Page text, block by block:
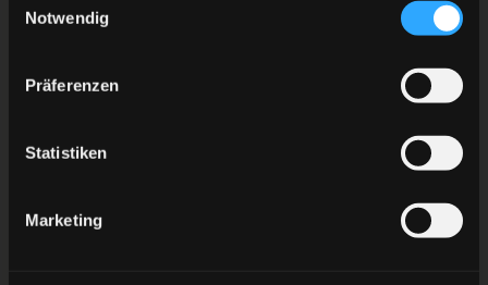
Notwendig
Präferenzen
Statistiken
Marketing